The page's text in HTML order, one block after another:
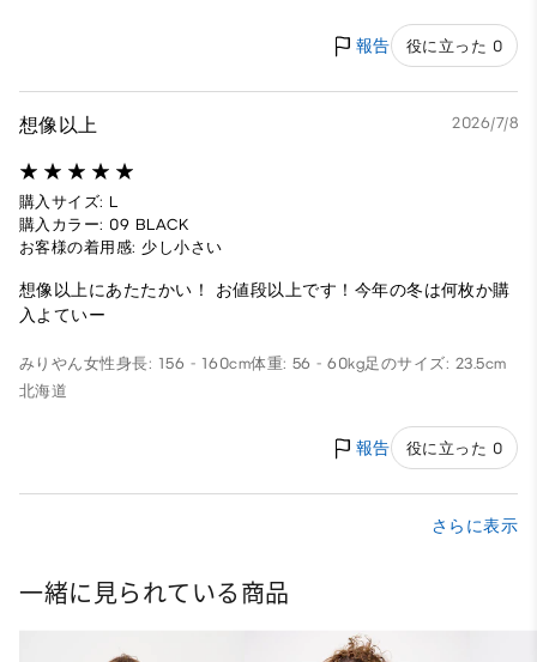
報告 役に立った 0
想像以上 2026/7/8
購入サイズ: L
購入カラー: 09 BLACK
お客様の着用感: 少し小さい
想像以上にあたたかい！ お値段以上です！今年の冬は何枚か購
入よていー
みりやん女性身長: 156 - 160cm体重: 56 - 60kg足のサイズ: 23.5cm
北海道
報告 役に立った 0
さらに表示
一緒に見られている商品